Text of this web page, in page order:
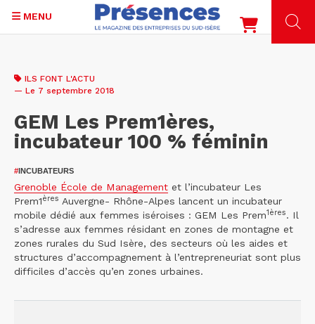
contenu
MENU
ILS FONT L'ACTU
— Le 7 septembre 2018
GEM Les Prem1ères,
incubateur 100 % féminin
#INCUBATEURS
Grenoble École de Management et l’incubateur Les
Prem1ères Auvergne- Rhône-Alpes lancent un incubateur
mobile dédié aux femmes iséroises : GEM Les Prem1ères. Il
s’adresse aux femmes résidant en zones de montagne et
zones rurales du Sud Isère, des secteurs où les aides et
structures d’accompagnement à l’entrepreneuriat sont plus
difficiles d’accès qu’en zones urbaines.